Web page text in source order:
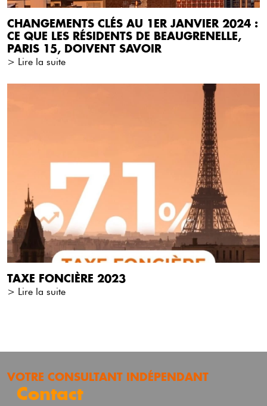
CHANGEMENTS CLÉS AU 1ER JANVIER 2024 :
CE QUE LES RÉSIDENTS DE BEAUGRENELLE,
PARIS 15, DOIVENT SAVOIR
> Lire la suite
TAXE FONCIÈRE 2023
> Lire la suite
VOTRE CONSULTANT INDÉPENDANT
Contact